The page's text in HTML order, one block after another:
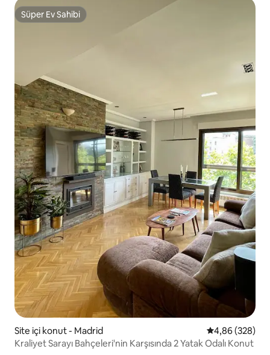
Süper Ev Sahibi
Süper Ev Sahibi
Site içi konut - Madrid 5 üzerinden
4,86 (328)
Kraliyet Sarayı Bahçeleri'nin Karşısında 2 Yatak Odalı Konut